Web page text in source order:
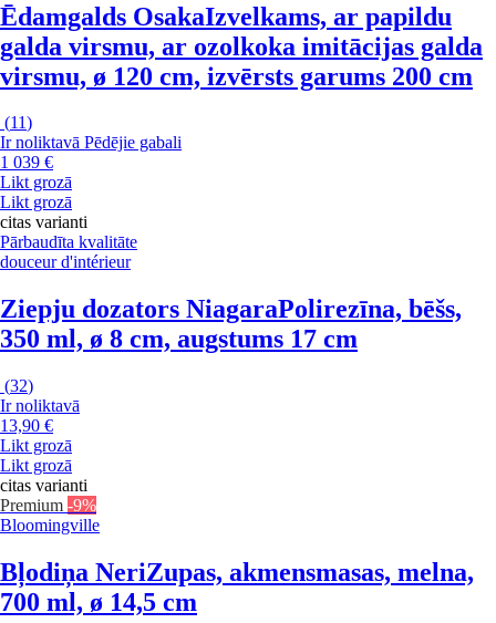
Ēdamgalds OsakaIzvelkams, ar papildu
galda virsmu, ar ozolkoka imitācijas galda
virsmu, ø 120 cm, izvērsts garums 200 cm
(11)
Ir noliktavā Pēdējie gabali
1 039 €
Likt grozā
Likt grozā
citas varianti
Pārbaudīta kvalitāte
douceur d'intérieur
Ziepju dozators NiagaraPolirezīna, bēšs,
350 ml, ø 8 cm, augstums 17 cm
(32)
Ir noliktavā
13,90 €
Likt grozā
Likt grozā
citas varianti
Premium -9%
Bloomingville
Bļodiņa NeriZupas, akmensmasas, melna,
700 ml, ø 14,5 cm